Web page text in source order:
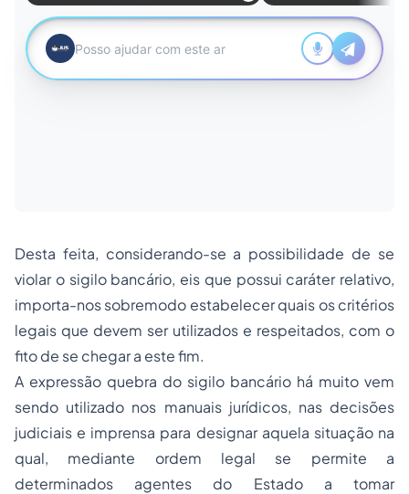
Desta feita, considerando-se a possibilidade de se
violar o sigilo bancário, eis que possui caráter relativo,
importa-nos sobremodo estabelecer quais os critérios
legais que devem ser utilizados e respeitados, com o
fito de se chegar a este fim.
A expressão quebra do sigilo bancário há muito vem
sendo utilizado nos manuais jurídicos, nas decisões
judiciais e imprensa para designar aquela situação na
qual, mediante ordem legal se permite a
determinados agentes do Estado a tomar